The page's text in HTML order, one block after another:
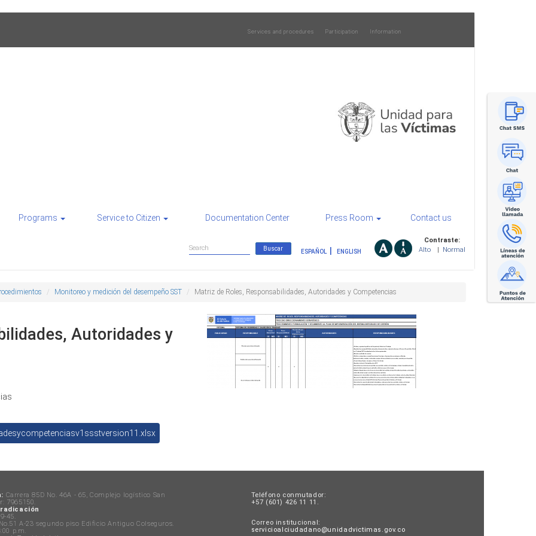
Services and procedures Participation Information
Programs Service to Citizen Documentation Center Press Room Contact us
Contraste:
Alto
Normal
ESPAÑOL ENGLISH
Search
form
Monitoreo y medición del desempeño SST Matriz de Roles, Responsabilidades, Autoridades y Competencias
Autoridades y
Carrera 85D No. 46A - 65, Complejo logístico San
7965150.
45.
A-23 segundo piso Edificio Antiguo Colseguros.
p.m.
Teléfono conmutador:
+57 (601) 426 11 11.
Correo institucional:
servicioalciudadano@unidadvictimas.gov.co